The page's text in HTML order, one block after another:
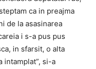
ca in preajma
de la asasinarea
i s-a pus pus
in sfarsit, o alta
intamplat”, si-a